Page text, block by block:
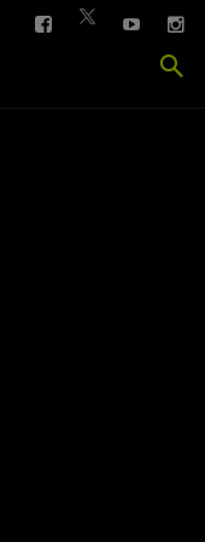
FACEBOOK
TWITTER
YOUTUBE